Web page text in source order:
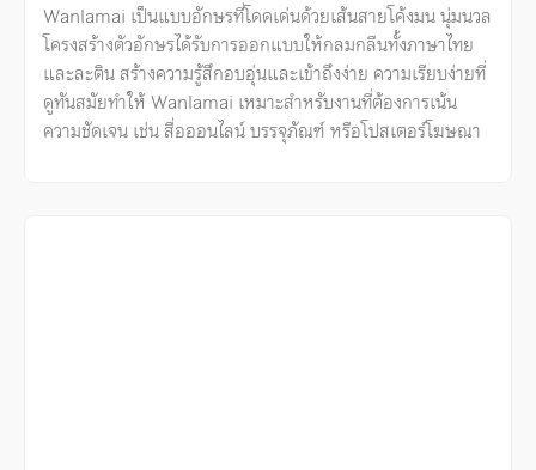
Wanlamai เป็นแบบอักษรที่โดดเด่นด้วยเส้นสายโค้งมน นุ่มนวล
โครงสร้างตัวอักษรได้รับการออกแบบให้กลมกลืนทั้งภาษาไทย
และละติน สร้างความรู้สึกอบอุ่นและเข้าถึงง่าย ความเรียบง่ายที่
ดูทันสมัยทำให้ Wanlamai เหมาะสำหรับงานที่ต้องการเน้น
ความชัดเจน เช่น สื่อออนไลน์ บรรจุภัณฑ์ หรือโปสเตอร์โฆษณา